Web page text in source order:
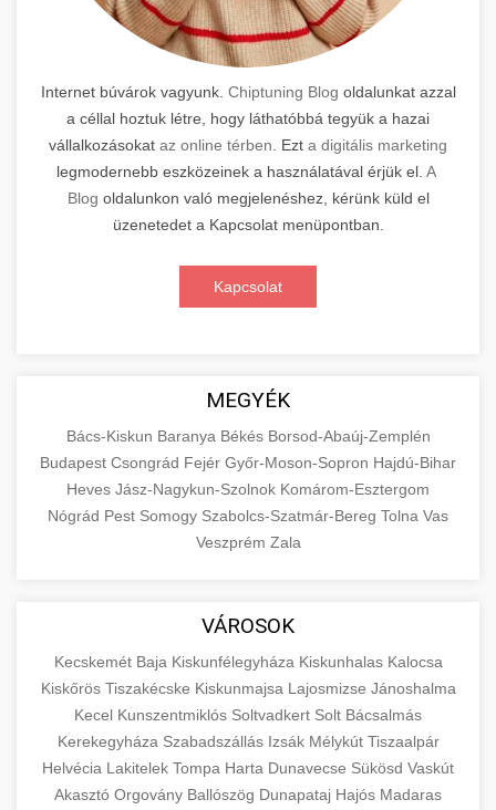
Internet búvárok vagyunk. Chiptuning Blog oldalunkat azzal
a céllal hoztuk létre, hogy láthatóbbá tegyük a hazai
vállalkozásokat az online térben . Ezt a digitális marketing
legmodernebb eszközeinek a használatával érjük el. A
Blog oldalunkon való megjelenéshez, kérünk küld el
üzenetedet a Kapcsolat menüpontban.
Kapcsolat
MEGYÉK
Bács-Kiskun Baranya Békés Borsod-Abaúj-Zemplén
Budapest Csongrád Fejér Győr-Moson-Sopron Hajdú-Bihar
Heves Jász-Nagykun-Szolnok Komárom-Esztergom
Nógrád Pest Somogy Szabolcs-Szatmár-Bereg Tolna Vas
Veszprém Zala
VÁROSOK
Kecskemét Baja Kiskunfélegyháza Kiskunhalas Kalocsa
Kiskőrös Tiszakécske Kiskunmajsa Lajosmizse Jánoshalma
Kecel Kunszentmiklós Soltvadkert Solt Bácsalmás
Kerekegyháza Szabadszállás Izsák Mélykút Tiszaalpár
Helvécia Lakitelek Tompa Harta Dunavecse Sükösd Vaskút
Akasztó Orgovány Ballószög Dunapataj Hajós Madaras